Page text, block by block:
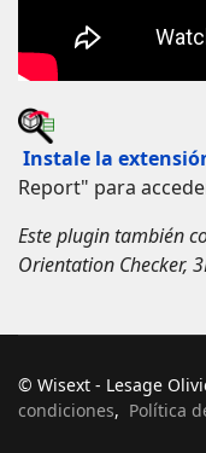
Instale la
Report" para
Este plugin también
Orientation Checker,
© Wisext - Lesage
condiciones, Política